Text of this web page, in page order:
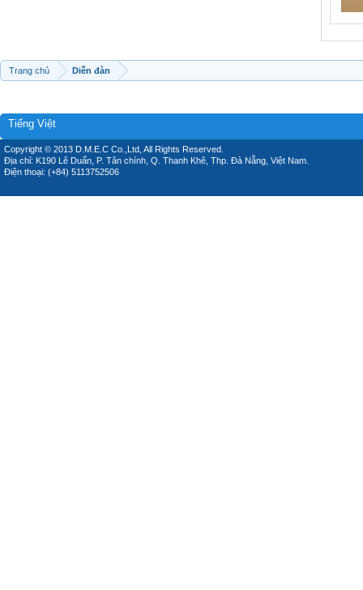
Trang chủ Diễn đàn
Tiếng Việt
Copyright © 2013 D.M.E.C Co.,Ltd, All Rights Reserved.
Địa chỉ: K190 Lê Duẩn, P. Tân chính, Q. Thanh Khê, Thp. Đà Nẵng, Việt Nam.
Điện thoại: (+84) 5113752506